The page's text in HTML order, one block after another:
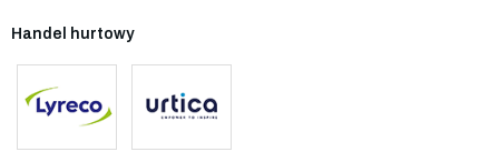
Handel hurtowy